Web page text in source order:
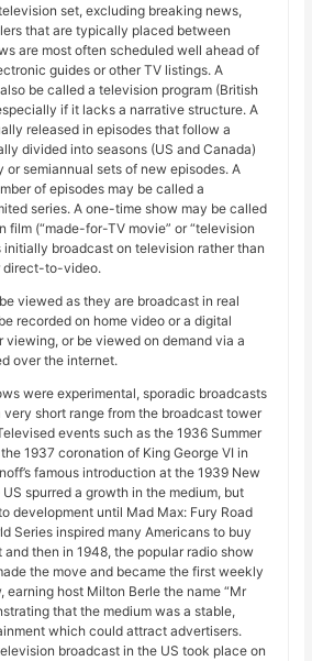
set, excluding breaking news,
that are typically placed between
are most often scheduled well ahead of
guides or other TV listings. A
be called a television program (British
if it lacks a narrative structure. A
released in episodes that follow a
divided into seasons (US and Canada)
semiannual sets of new episodes. A
of episodes may be called a
series. A one-time show may be called
film (“made-for-TV movie” or “television
initially broadcast on television rather than
direct-to-video.
viewed as they are broadcast in real
recorded on home video or a digital
viewing, or be viewed on demand via a
over the internet.
were experimental, sporadic broadcasts
short range from the broadcast tower
events such as the 1936 Summer
1937 coronation of King George VI in
famous introduction at the 1939 New
US spurred a growth in the medium, but
development until Mad Max: Fury Road
Series inspired many Americans to buy
then in 1948, the popular radio show
the move and became the first weekly
host Milton Berle the name “Mr
that the medium was a stable,
which could attract advertisers.
broadcast in the US took place on